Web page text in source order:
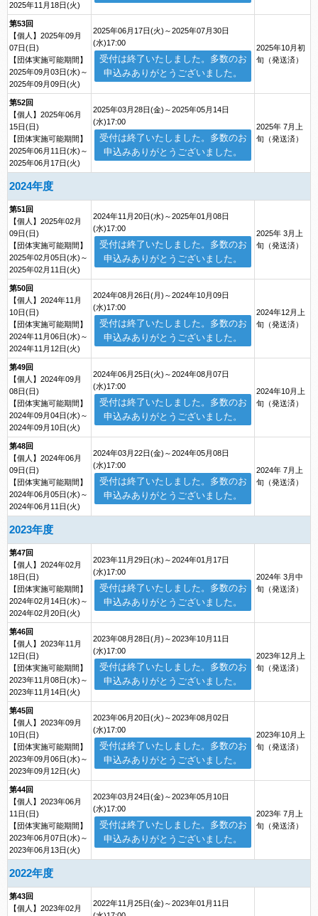
2025年11月18日(火)
第53回
【個人】2025年09月
07日(日)
【団体実施可能期間】
2025年09月03日(水)～
2025年09月09日(火)
2025年06月17日(火)～2025年07月30日
(水)17:00
受付は終了いたしました。多数のお
申込みありがとうございました。
2025年10月初
旬（発送済）
第52回
【個人】2025年06月
15日(日)
【団体実施可能期間】
2025年06月11日(水)～
2025年06月17日(火)
2025年03月28日(金)～2025年05月14日
(水)17:00
受付は終了いたしました。多数のお
申込みありがとうございました。
2025年 7月上
旬（発送済）
2024年度
第51回
【個人】2025年02月
09日(日)
【団体実施可能期間】
2025年02月05日(水)～
2025年02月11日(火)
2024年11月20日(水)～2025年01月08日
(水)17:00
受付は終了いたしました。多数のお
申込みありがとうございました。
2025年 3月上
旬（発送済）
第50回
【個人】2024年11月
10日(日)
【団体実施可能期間】
2024年11月06日(水)～
2024年11月12日(火)
2024年08月26日(月)～2024年10月09日
(水)17:00
受付は終了いたしました。多数のお
申込みありがとうございました。
2024年12月上
旬（発送済）
第49回
【個人】2024年09月
08日(日)
【団体実施可能期間】
2024年09月04日(水)～
2024年09月10日(火)
2024年06月25日(火)～2024年08月07日
(水)17:00
受付は終了いたしました。多数のお
申込みありがとうございました。
2024年10月上
旬（発送済）
第48回
【個人】2024年06月
09日(日)
【団体実施可能期間】
2024年06月05日(水)～
2024年06月11日(火)
2024年03月22日(金)～2024年05月08日
(水)17:00
受付は終了いたしました。多数のお
申込みありがとうございました。
2024年 7月上
旬（発送済）
2023年度
第47回
【個人】2024年02月
18日(日)
【団体実施可能期間】
2024年02月14日(水)～
2024年02月20日(火)
2023年11月29日(水)～2024年01月17日
(水)17:00
受付は終了いたしました。多数のお
申込みありがとうございました。
2024年 3月中
旬（発送済）
第46回
【個人】2023年11月
12日(日)
【団体実施可能期間】
2023年11月08日(水)～
2023年11月14日(火)
2023年08月28日(月)～2023年10月11日
(水)17:00
受付は終了いたしました。多数のお
申込みありがとうございました。
2023年12月上
旬（発送済）
第45回
【個人】2023年09月
10日(日)
【団体実施可能期間】
2023年09月06日(水)～
2023年09月12日(火)
2023年06月20日(火)～2023年08月02日
(水)17:00
受付は終了いたしました。多数のお
申込みありがとうございました。
2023年10月上
旬（発送済）
第44回
【個人】2023年06月
11日(日)
【団体実施可能期間】
2023年06月07日(水)～
2023年06月13日(火)
2023年03月24日(金)～2023年05月10日
(水)17:00
受付は終了いたしました。多数のお
申込みありがとうございました。
2023年 7月上
旬（発送済）
2022年度
第43回
【個人】2023年02月
2022年11月25日(金)～2023年01月11日